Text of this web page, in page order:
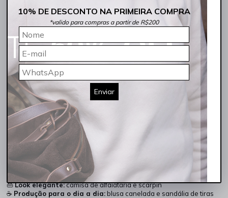
✨ Por que esta calça é essencial no guarda-roupa?
Modelagem reta que nunca sai de moda
Cintura alta que proporciona conforto e elegância
Comprimento cropped ideal para valorizar calçados
Lavagem escura fácil de combinar
Denim estruturado que garante durabilidade
Visual moderno com acabamento à fio
📌 Características principais:
▸ Cor: Índigo Escuro
▸ Composição: 100% algodão
▸ Modelagem: Reta
▸ Cintura: Alta
▸ Comprimento entrepernas: 77 cm
▸ Barra: Cropped à fio
▸ Referência: RS00120
▸ Coleção: Fixa / Perene
💡 Sugestões de Combinação:
👚Visual casual chic:
t-shirt básica e tênis branco
👜Look elegante:camisa de alfaiataria e scarpin
☕ Produção para o dia a dia: blusa canelada e sandália de tiras
10% DE DESCONTO NA PRIMEIRA COMPRA
*valido para compras a partir de R$200
Enviar